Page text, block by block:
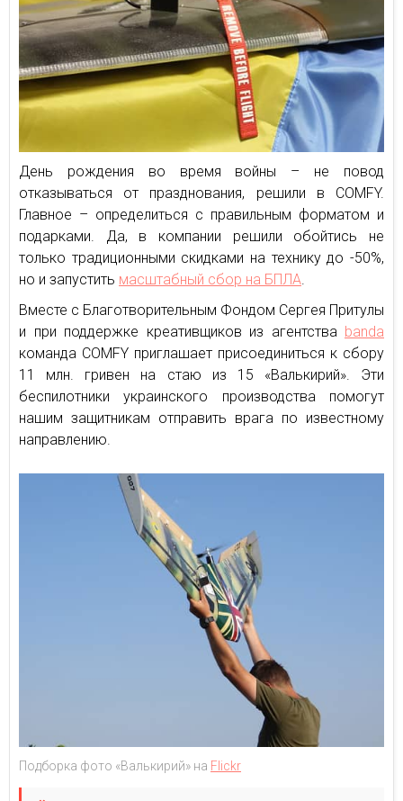
День рождения во время войны – не повод
отказываться от празднования, решили в COMFY.
Главное – определиться с правильным форматом и
подарками. Да, в компании решили обойтись не
только традиционными скидками на технику до -50%,
но и запустить масштабный сбор на БПЛА.
Вместе с Благотворительным Фондом Сергея Притулы
и при поддержке креативщиков из агентства banda
команда COMFY приглашает присоединиться к сбору
11 млн. гривен на стаю из 15 «Валькирий». Эти
беспилотники украинского производства помогут
нашим защитникам отправить врага по известному
направлению.
Подборка фото «Валькирий» на Flickr